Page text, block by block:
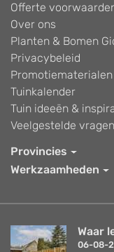
Offerte
Over ons
Planten & Bomen
Privacybeleid
Promotiematerialen
Tuinkalender
Tuin ideeën &
Veelgestelde vragen
Provincies
Werkzaamheden
Waar
06-08-